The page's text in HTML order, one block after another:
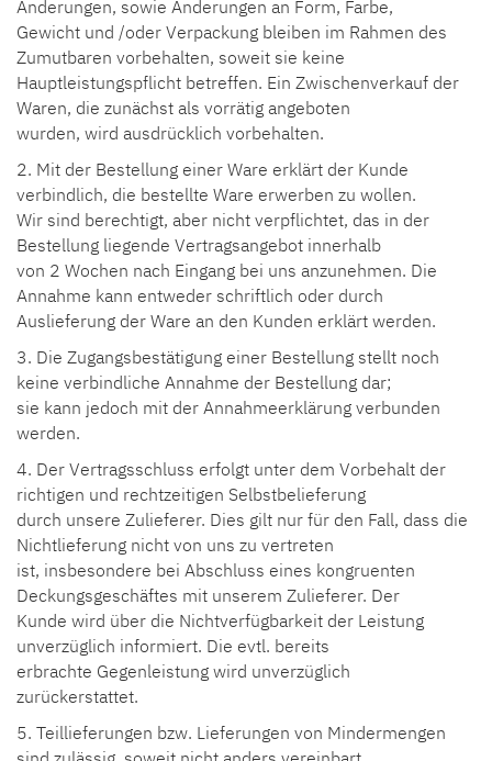
Änderungen, sowie Änderungen an Form, Farbe,
Gewicht und /oder Verpackung bleiben im Rahmen des
Zumutbaren vorbehalten, soweit sie keine
Hauptleistungspflicht betreffen. Ein Zwischenverkauf der
Waren, die zunächst als vorrätig angeboten
wurden, wird ausdrücklich vorbehalten.
2. Mit der Bestellung einer Ware erklärt der Kunde
verbindlich, die bestellte Ware erwerben zu wollen.
Wir sind berechtigt, aber nicht verpflichtet, das in der
Bestellung liegende Vertragsangebot innerhalb
von 2 Wochen nach Eingang bei uns anzunehmen. Die
Annahme kann entweder schriftlich oder durch
Auslieferung der Ware an den Kunden erklärt werden.
3. Die Zugangsbestätigung einer Bestellung stellt noch
keine verbindliche Annahme der Bestellung dar;
sie kann jedoch mit der Annahmeerklärung verbunden
werden.
4. Der Vertragsschluss erfolgt unter dem Vorbehalt der
richtigen und rechtzeitigen Selbstbelieferung
durch unsere Zulieferer. Dies gilt nur für den Fall, dass die
Nichtlieferung nicht von uns zu vertreten
ist, insbesondere bei Abschluss eines kongruenten
Deckungsgeschäftes mit unserem Zulieferer. Der
Kunde wird über die Nichtverfügbarkeit der Leistung
unverzüglich informiert. Die evtl. bereits
erbrachte Gegenleistung wird unverzüglich
zurückerstattet.
5. Teillieferungen bzw. Lieferungen von Mindermengen